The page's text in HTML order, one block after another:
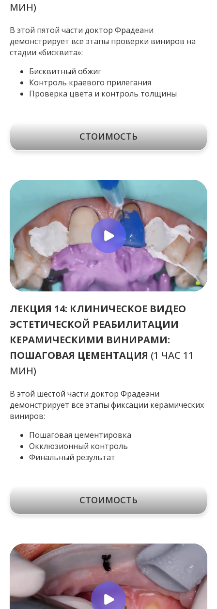
МИН)
В этой пятой части доктор Фрадеани
демонстрирует все этапы проверки виниров на
стадии «бисквита»:
Бисквитный обжиг
Контроль краевого прилегания
Проверка цвета и контроль толщины
СТОИМОСТЬ
ЛЕКЦИЯ 14: КЛИНИЧЕСКОЕ ВИДЕО
ЭСТЕТИЧЕСКОЙ РЕАБИЛИТАЦИИ
КЕРАМИЧЕСКИМИ ВИНИРАМИ:
ПОШАГОВАЯ ЦЕМЕНТАЦИЯ (1 ЧАС 11
МИН)
В этой шестой части доктор Фрадеани
демонстрирует все этапы фиксации керамических
виниров:
Пошаговая цементировка
Окклюзионный контроль
Финальный результат
СТОИМОСТЬ